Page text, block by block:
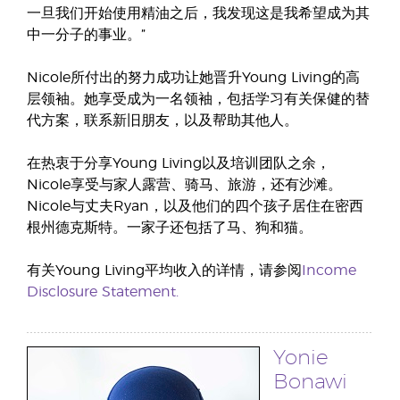
一旦我们开始使用精油之后，我发现这是我希望成为其
中一分子的事业。”
Nicole所付出的努力成功让她晋升Young Living的高
层领袖。她享受成为一名领袖，包括学习有关保健的替
代方案，联系新旧朋友，以及帮助其他人。
在热衷于分享Young Living以及培训团队之余，
Nicole享受与家人露营、骑马、旅游，还有沙滩。
Nicole与丈夫Ryan，以及他们的四个孩子居住在密西
根州德克斯特。一家子还包括了马、狗和猫。
有关Young Living平均收入的详情，请参阅 Income
Disclosure Statement.
Yonie
Bonawi